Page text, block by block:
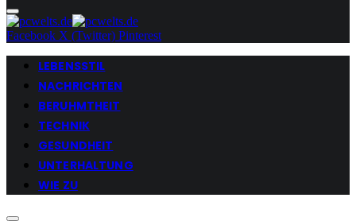
Facebook X (Twitter) Pinterest
LEBENSSTIL
NACHRICHTEN
BERUHMTHEIT
TECHNIK
GESUNDHEIT
UNTERHALTUNG
WIE ZU